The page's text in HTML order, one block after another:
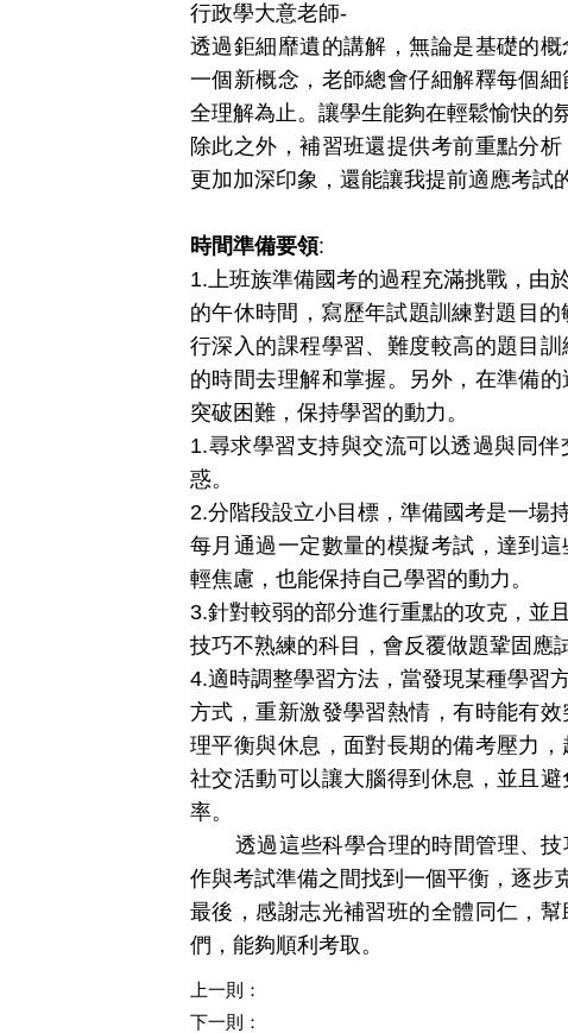
行政學大意老師-
透過鉅細靡遺的講解，無論是基礎的
一個新概念，老師總會仔細解釋每個
全理解為止。讓學生能夠在輕鬆愉快的
除此之外，補習班還提供考前重點分
更加加深印象，還能讓我提前適應考試
時間準備要領:
1.上班族準備國考的過程充滿挑戰，由
的午休時間，寫歷年試題訓練對題目
行深入的課程學習、難度較高的題目
的時間去理解和掌握。另外，在準備
突破困難，保持學習的動力。
1.尋求學習支持與交流可以透過與同
惑。
2.分階段設立小目標，準備國考是一場
每月通過一定數量的模擬考試，達到
輕焦慮，也能保持自己學習的動力。
3.針對較弱的部分進行重點的攻克，並
技巧不熟練的科目，會反覆做題鞏固應
4.適時調整學習方法，當發現某種學習
方式，重新激發學習熱情，有時能有
理平衡與休息，面對長期的備考壓力
社交活動可以讓大腦得到休息，並且
率。
透過這些科學合理的時間管理、技
作與考試準備之間找到一個平衡，逐步
最後，感謝志光補習班的全體同仁，
們，能夠順利考取。
上一則：
下一則：